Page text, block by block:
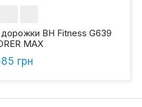
BH Fitness G639
MAX
грн